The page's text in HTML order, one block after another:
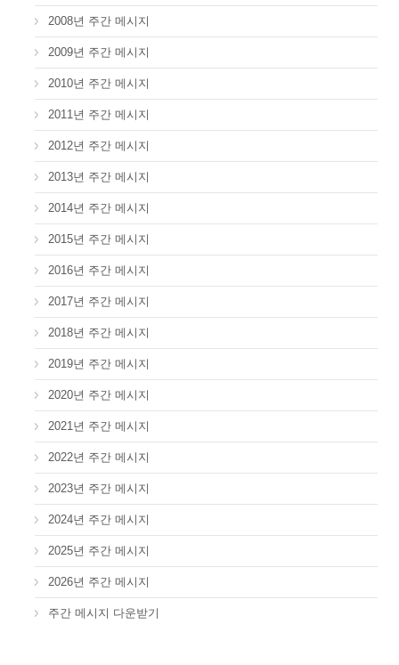
2008년 주간 메시지
2009년 주간 메시지
2010년 주간 메시지
2011년 주간 메시지
2012년 주간 메시지
2013년 주간 메시지
2014년 주간 메시지
2015년 주간 메시지
2016년 주간 메시지
2017년 주간 메시지
2018년 주간 메시지
2019년 주간 메시지
2020년 주간 메시지
2021년 주간 메시지
2022년 주간 메시지
2023년 주간 메시지
2024년 주간 메시지
2025년 주간 메시지
2026년 주간 메시지
주간 메시지 다운받기